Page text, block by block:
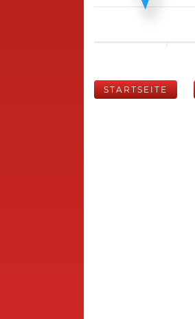
STARTSEITE